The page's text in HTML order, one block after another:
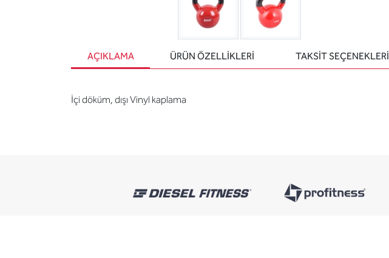
AÇIKLAMA ÜRÜN ÖZELLIKLERI TAKSİT SEÇENEKLERİ
İçi döküm, dışı Vinyl kaplama